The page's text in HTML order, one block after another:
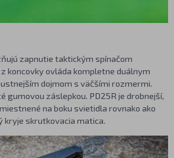
zapnutie taktickým spínačom
koncovky ovláda kompletne duálnym
dojmom s väčšími rozmermi.
gumovou záslepkou. PD25R je drobnejší,
na boku svietidla rovnako ako
kryje skrutkovacia matica.